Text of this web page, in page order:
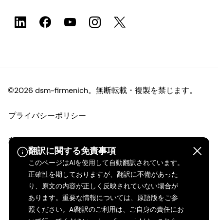
翻訳に関する免責事項
このページはAIを使用して自動翻訳されています。
正確性を期しておりますが、翻訳に不備があった
り、原文の内容が正しく反映されていない場合が
あります。重要な情報については、原語版をご参
照ください。AI翻訳のご利用は、ご自身の責任にお
©2026 dsm-firmenich。無断転載・複製を禁じます。
プライバシーポリシー
利用規約
ご利用条件
カリフォルニアの透明性
アクセシビリティ・ステートメント